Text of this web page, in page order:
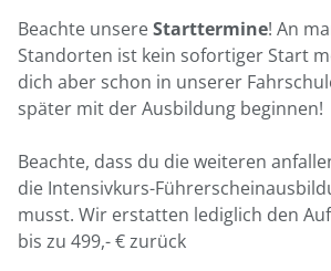
Beachte unsereStarttermine! An
Standorten ist kein sofortiger Start
dich aber schon in unserer
später mit der Ausbildung beginnen!
Beachte, dass du die weiteren
die Intensivkurs-
musst. Wir erstatten lediglich den
bis zu 499,- € zurück